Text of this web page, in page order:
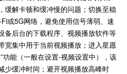
缓解卡顿和缓冲慢的问题；切换至稳
或5G网络，避免使用信号薄弱、速
备后台的下载程序、视频播放软件等
宽集中用于当前视频播放；进入星愿
功能（一般在设置-视频设置中），该
少缓冲时间；避开视频播放高峰时